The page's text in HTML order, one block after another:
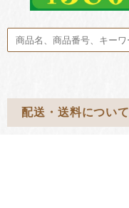
配送・送料について